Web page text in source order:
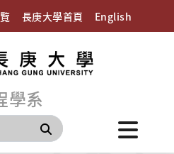
長庚大學首頁 English
學系
搜尋